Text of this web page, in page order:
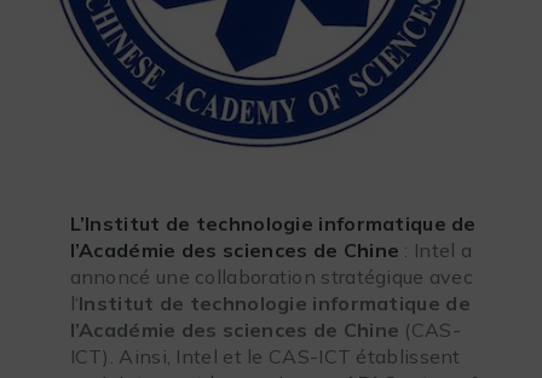
L’Institut de technologie informatique de
l’Académie des sciences de Chine : Intel a
annoncé une collaboration stratégique avec
l‘Institut de technologie informatique de
l’Académie des sciences de Chine (CAS-
ICT). Ainsi, Intel et le CAS-ICT établissent